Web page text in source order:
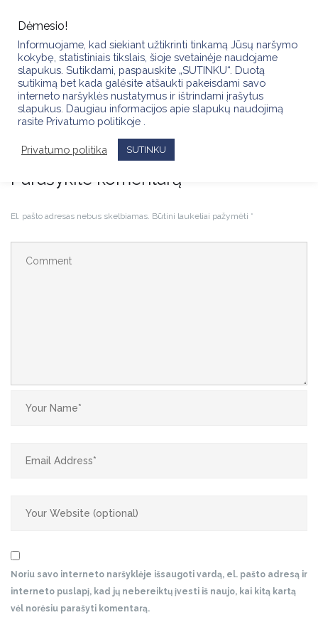
content
IMG_5261
Parašykite komentarą
El. pašto adresas nebus skelbiamas. Būtini laukeliai pažymėti *
Noriu savo interneto naršyklėje išsaugoti vardą, el. pašto adresą ir
interneto puslapį, kad jų nebereiktų įvesti iš naujo, kai kitą kartą
vėl norėsiu parašyti komentarą.
Dėmesio!
Informuojame, kad siekiant užtikrinti tinkamą Jūsų naršymo
kokybę, statistiniais tikslais, šioje svetainėje naudojame
slapukus. Sutikdami, paspauskite „SUTINKU“. Duotą
sutikimą bet kada galėsite atšaukti pakeisdami savo
interneto naršyklės nustatymus ir ištrindami įrašytus
slapukus. Daugiau informacijos apie slapukų naudojimą
rasite Privatumo politikoje .
Privatumo politika SUTINKU